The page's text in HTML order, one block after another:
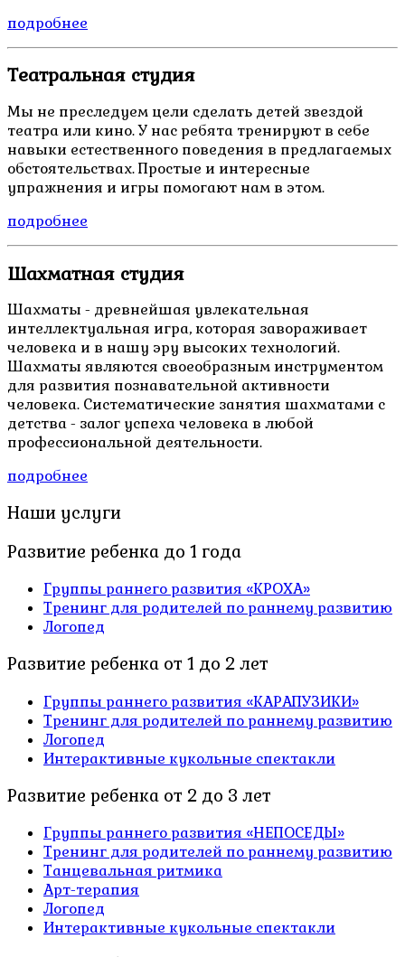
подробнее
Театральная студия
Мы не преследуем цели сделать детей звездой
театра или кино. У нас ребята тренируют в себе
навыки естественного поведения в предлагаемых
обстоятельствах. Простые и интересные
упражнения и игры помогают нам в этом.
подробнее
Шахматная студия
Шахматы - древнейшая увлекательная
интеллектуальная игра, которая завораживает
человека и в нашу эру высоких технологий.
Шахматы являются своеобразным инструментом
для развития познавательной активности
человека. Систематические занятия шахматами с
детства - залог успеха человека в любой
профессиональной деятельности.
подробнее
Наши услуги
Развитие ребенка до 1 года
Группы раннего развития «КРОХА»
Тренинг для родителей по раннему развитию
Логопед
Развитие ребенка от 1 до 2 лет
Группы раннего развития «КАРАПУЗИКИ»
Тренинг для родителей по раннему развитию
Логопед
Интерактивные кукольные спектакли
Развитие ребенка от 2 до 3 лет
Группы раннего развития «НЕПОСЕДЫ»
Тренинг для родителей по раннему развитию
Танцевальная ритмика
Арт-терапия
Логопед
Интерактивные кукольные спектакли